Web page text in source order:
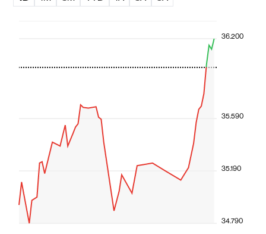
34.790
35.190
35.590
36.200